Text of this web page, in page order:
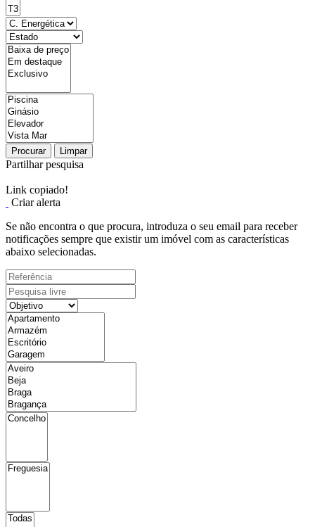
Procurar Limpar
Partilhar pesquisa
Link copiado!
Criar alerta
Se não encontra o que procura, introduza o seu email para receber
notificações sempre que existir um imóvel com as características
abaixo selecionadas.